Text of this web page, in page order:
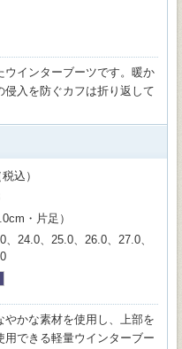
インターブーツです。暖か
入を防ぐカフは折り返して
込）
・片足）
、24.0、25.0、26.0、27.0、
かな素材を使用し、上部を
できる軽量ウインターブー